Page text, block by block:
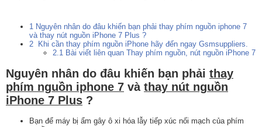
1 Nguyên nhân do đâu khiến bạn phải thay phím nguồn iphone 7
và thay nút nguồn iPhone 7 Plus ?
2 Khi cần thay phím nguồn iPhone hãy đến ngay Gsmsuppliers.
2.1 Bài viết liên quan Thay phím nguồn, nút nguồn iPhone 7
Nguyên nhân do đâu khiến bạn phải thay
phím nguồn iphone 7 và thay nút nguồn
iPhone 7 Plus ?
Bạn để máy bị ẩm gây ô xi hóa lẫy tiếp xúc nối mạch của phím